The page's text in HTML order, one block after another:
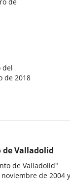
del
de 2018
Valladolid
de Valladolid"
de 2004 y